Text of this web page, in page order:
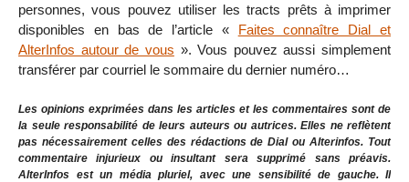
personnes, vous pouvez utiliser les tracts prêts à imprimer
disponibles en bas de l’article « Faites connaître Dial et
AlterInfos autour de vous ». Vous pouvez aussi simplement
transférer par courriel le sommaire du dernier numéro…
Les opinions exprimées dans les articles et les commentaires sont de
la seule responsabilité de leurs auteurs ou autrices. Elles ne reflètent
pas nécessairement celles des rédactions de Dial ou Alterinfos. Tout
commentaire injurieux ou insultant sera supprimé sans préavis.
AlterInfos est un média pluriel, avec une sensibilité de gauche. Il